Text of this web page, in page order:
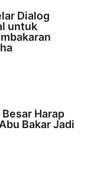
Dialog
untuk
Harap
Bakar Jadi